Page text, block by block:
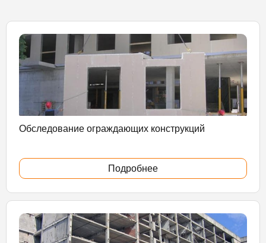
Обследование ограждающих конструкций
Подробнее